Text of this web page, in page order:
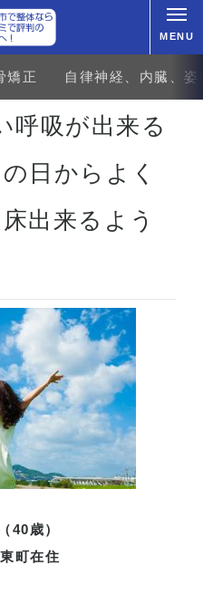
MENU
矯正 自律神経、内臓、
乱れ 不眠症、睡眠障害 1度の施術で深い呼吸が
呼吸が出来る
日からよく
出来るよう
40歳）
町在住